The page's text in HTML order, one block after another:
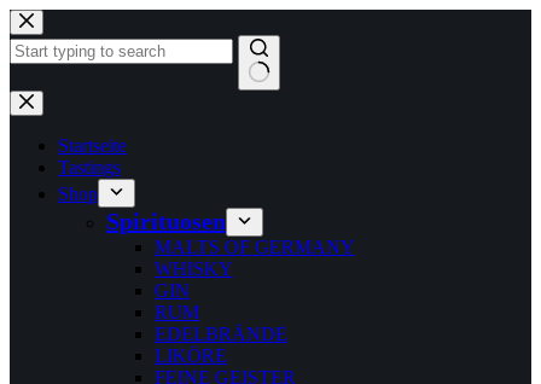
Zum
Inhalt
springen
Keine
Ergebnisse
Startseite
Tastings
Shop
Spirituosen
MALTS OF GERMANY
WHISKY
GIN
RUM
EDELBRÄNDE
LIKÖRE
FEINE GEISTER